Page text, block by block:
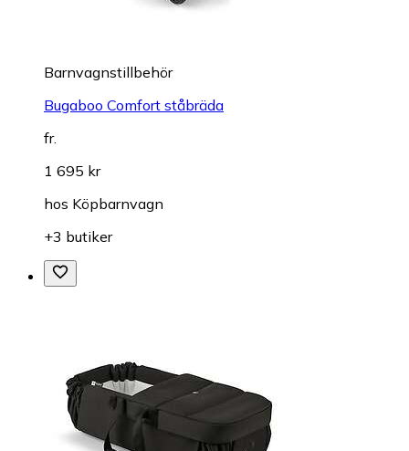
Barnvagnstillbehör
Bugaboo Comfort ståbräda
fr.
1 695 kr
hos Köpbarnvagn
+3 butiker